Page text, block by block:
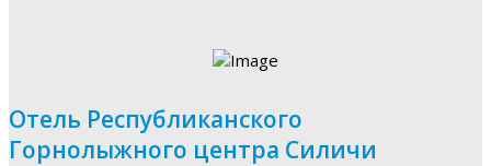
Отель Республиканского
Горнолыжного центра Силичи